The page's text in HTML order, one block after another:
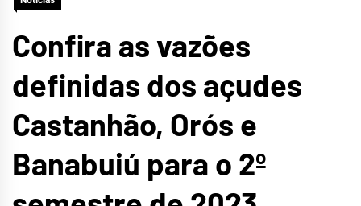
Confira as vazões
definidas dos açudes
Castanhão, Orós e
Banabuiú para o 2º